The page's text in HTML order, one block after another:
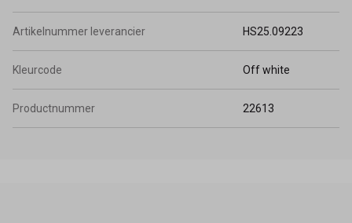
Artikelnummer leverancier HS25.09223
Kleurcode Off white
Productnummer 22613